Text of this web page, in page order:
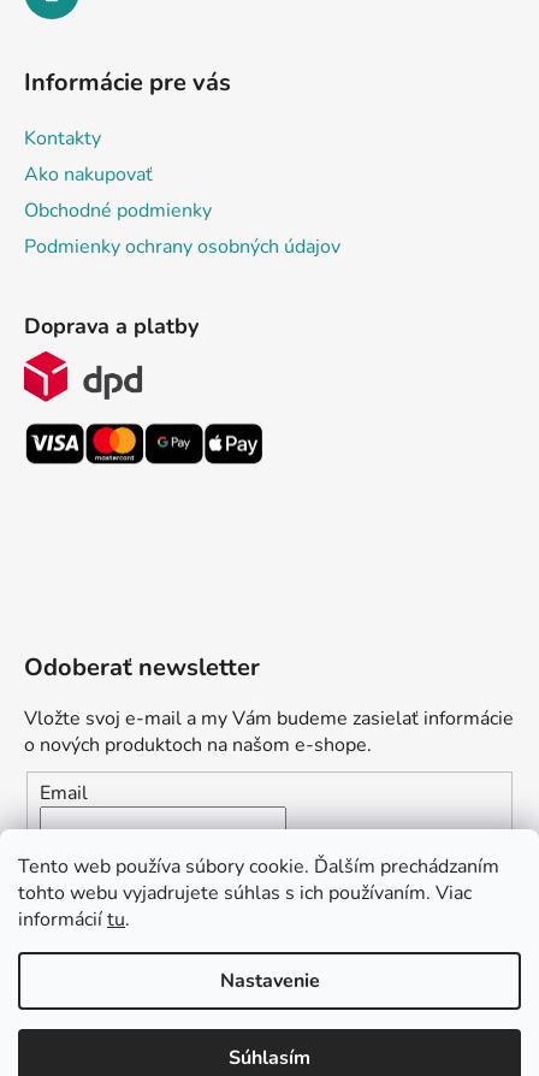
Tento web používa súbory cookie. Ďalším prechádzaním
tohto webu vyjadrujete súhlas s ich používaním. Viac
informáciítu.
Nastavenie
Súhlasím
: Zaplaťte vopred a získajte
Informácie pre vás
Kontakty
Ako nakupovať
Obchodné podmienky
Podmienky ochrany osobných údajov
Doprava a platby
Odoberať newsletter
Vložte svoj e-mail a my Vám budeme zasielať informácie
o nových produktoch na našom e-shope.
Email
Vložením e-mailu súhlasíte s
podmienkami ochrany
osobných údajov
Vytvoril Shoptet Premium
môžem pomôcť?“